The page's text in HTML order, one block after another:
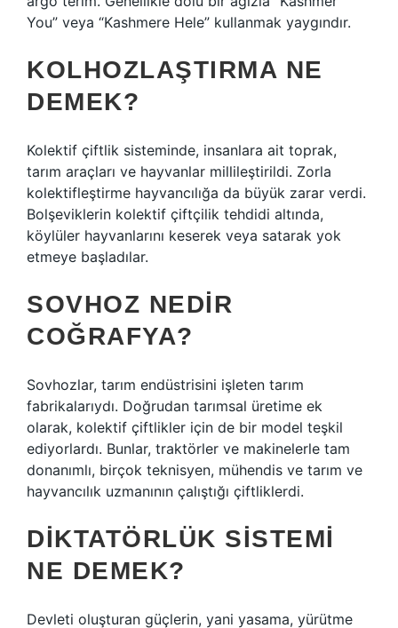
You” veya “Kashmere Hele” kullanmak yaygındır.
KOLHOZLAŞTIRMA NE
DEMEK?
Kolektif çiftlik sisteminde, insanlara ait toprak,
tarım araçları ve hayvanlar millileştirildi. Zorla
kolektifleştirme hayvancılığa da büyük zarar verdi.
Bolşeviklerin kolektif çiftçilik tehdidi altında,
köylüler hayvanlarını keserek veya satarak yok
etmeye başladılar.
SOVHOZ NEDIR
COĞRAFYA?
Sovhozlar, tarım endüstrisini işleten tarım
fabrikalarıydı. Doğrudan tarımsal üretime ek
olarak, kolektif çiftlikler için de bir model teşkil
ediyorlardı. Bunlar, traktörler ve makinelerle tam
donanımlı, birçok teknisyen, mühendis ve tarım ve
hayvancılık uzmanının çalıştığı çiftliklerdi.
DIKTATÖRLÜK SISTEMI
NE DEMEK?
Devleti oluşturan güçlerin, yani yasama, yürütme